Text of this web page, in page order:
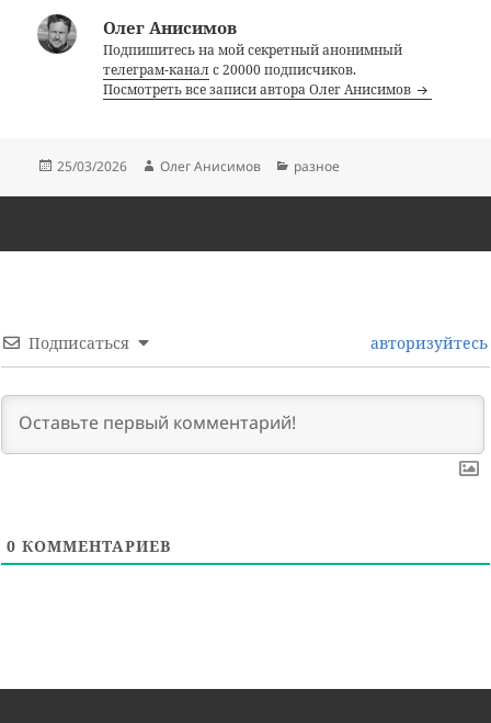
Олег Анисимов
Подпишитесь на мой секретный анонимный
телеграм-каналс 20000 подписчиков.
Посмотреть все записи автора Олег Анисимов
Опубликовано
25/03/2026 Автор
Олег Анисимов Рубрики
разное
Подписаться авторизуйтесь
0 КОММЕНТАРИЕВ